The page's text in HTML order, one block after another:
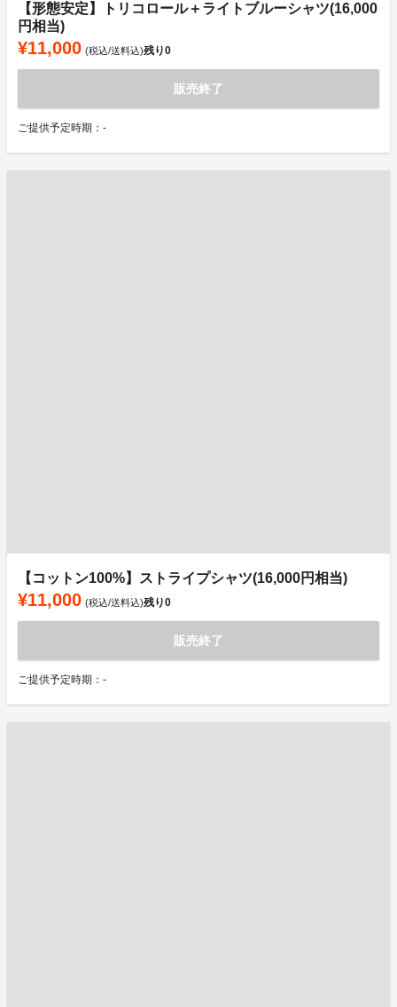
【形態安定】トリコロール＋ライトブルーシャツ(16,000
円相当)
¥11,000 (税込/送料込)残り0
販売終了
ご提供予定時期：-
【コットン100%】ストライプシャツ(16,000円相当)
¥11,000 (税込/送料込)残り0
販売終了
ご提供予定時期：-